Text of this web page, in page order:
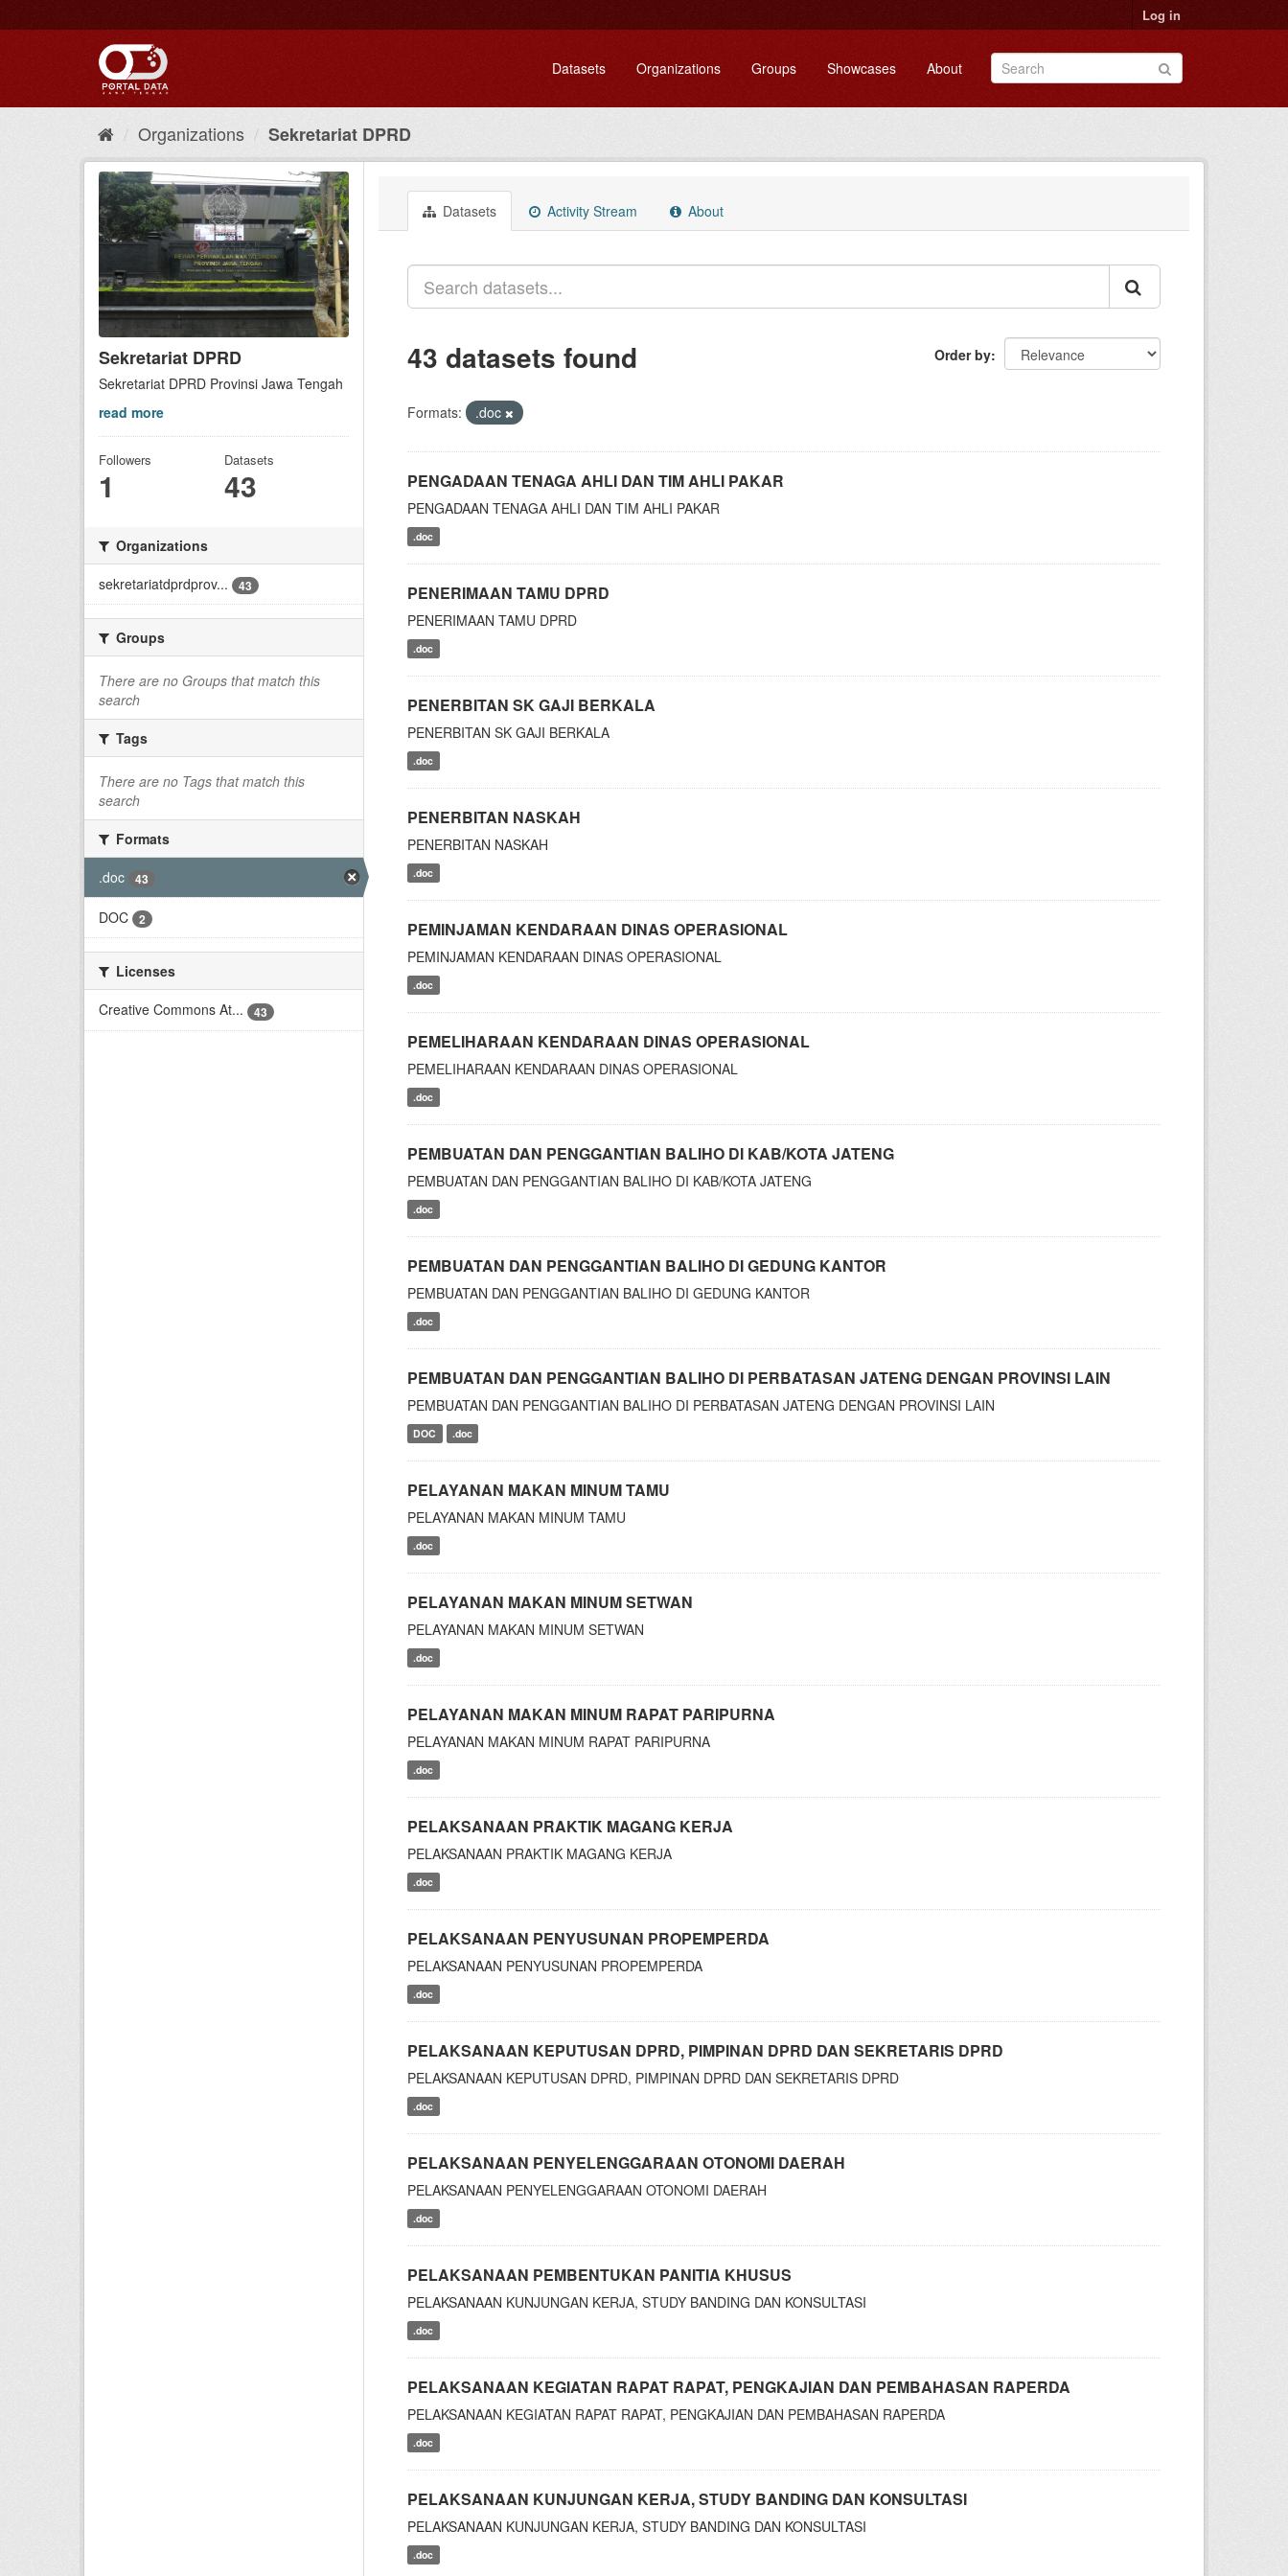
to
Log in
Datasets Organizations Groups Showcases About
Organizations Sekretariat DPRD
Sekretariat DPRD
Sekretariat DPRD Provinsi Jawa Tengah
read more
Followers
1
Datasets
43
Organizations
sekretariatdprdprov...
43
Groups
There are no Groups that match this
search
Tags
There are no Tags that match this
search
Formats
.doc
43
DOC 2
Licenses
Creative Commons At...
43
Datasets Activity Stream About
Order by
43 datasets found
Formats: .doc
PENGADAAN TENAGA AHLI DAN TIM AHLI PAKAR
PENGADAAN TENAGA AHLI DAN TIM AHLI PAKAR
.doc
PENERIMAAN TAMU DPRD
PENERIMAAN TAMU DPRD
.doc
PENERBITAN SK GAJI BERKALA
PENERBITAN SK GAJI BERKALA
.doc
PENERBITAN NASKAH
PENERBITAN NASKAH
.doc
PEMINJAMAN KENDARAAN DINAS OPERASIONAL
PEMINJAMAN KENDARAAN DINAS OPERASIONAL
.doc
PEMELIHARAAN KENDARAAN DINAS OPERASIONAL
PEMELIHARAAN KENDARAAN DINAS OPERASIONAL
.doc
PEMBUATAN DAN PENGGANTIAN BALIHO DI KAB/KOTA JATENG
PEMBUATAN DAN PENGGANTIAN BALIHO DI KAB/KOTA JATENG
.doc
PEMBUATAN DAN PENGGANTIAN BALIHO DI GEDUNG KANTOR
PEMBUATAN DAN PENGGANTIAN BALIHO DI GEDUNG KANTOR
.doc
PEMBUATAN DAN PENGGANTIAN BALIHO DI PERBATASAN JATENG DENGAN PROVINSI LAIN
PEMBUATAN DAN PENGGANTIAN BALIHO DI PERBATASAN JATENG DENGAN PROVINSI LAIN
DOC .doc
PELAYANAN MAKAN MINUM TAMU
PELAYANAN MAKAN MINUM TAMU
.doc
PELAYANAN MAKAN MINUM SETWAN
PELAYANAN MAKAN MINUM SETWAN
.doc
PELAYANAN MAKAN MINUM RAPAT PARIPURNA
PELAYANAN MAKAN MINUM RAPAT PARIPURNA
.doc
PELAKSANAAN PRAKTIK MAGANG KERJA
PELAKSANAAN PRAKTIK MAGANG KERJA
.doc
PELAKSANAAN PENYUSUNAN PROPEMPERDA
PELAKSANAAN PENYUSUNAN PROPEMPERDA
.doc
PELAKSANAAN KEPUTUSAN DPRD, PIMPINAN DPRD DAN SEKRETARIS DPRD
PELAKSANAAN KEPUTUSAN DPRD, PIMPINAN DPRD DAN SEKRETARIS DPRD
.doc
PELAKSANAAN PENYELENGGARAAN OTONOMI DAERAH
PELAKSANAAN PENYELENGGARAAN OTONOMI DAERAH
.doc
PELAKSANAAN PEMBENTUKAN PANITIA KHUSUS
PELAKSANAAN KUNJUNGAN KERJA, STUDY BANDING DAN KONSULTASI
.doc
PELAKSANAAN KEGIATAN RAPAT RAPAT, PENGKAJIAN DAN PEMBAHASAN RAPERDA
PELAKSANAAN KEGIATAN RAPAT RAPAT, PENGKAJIAN DAN PEMBAHASAN RAPERDA
.doc
PELAKSANAAN KUNJUNGAN KERJA, STUDY BANDING DAN KONSULTASI
PELAKSANAAN KUNJUNGAN KERJA, STUDY BANDING DAN KONSULTASI
.doc